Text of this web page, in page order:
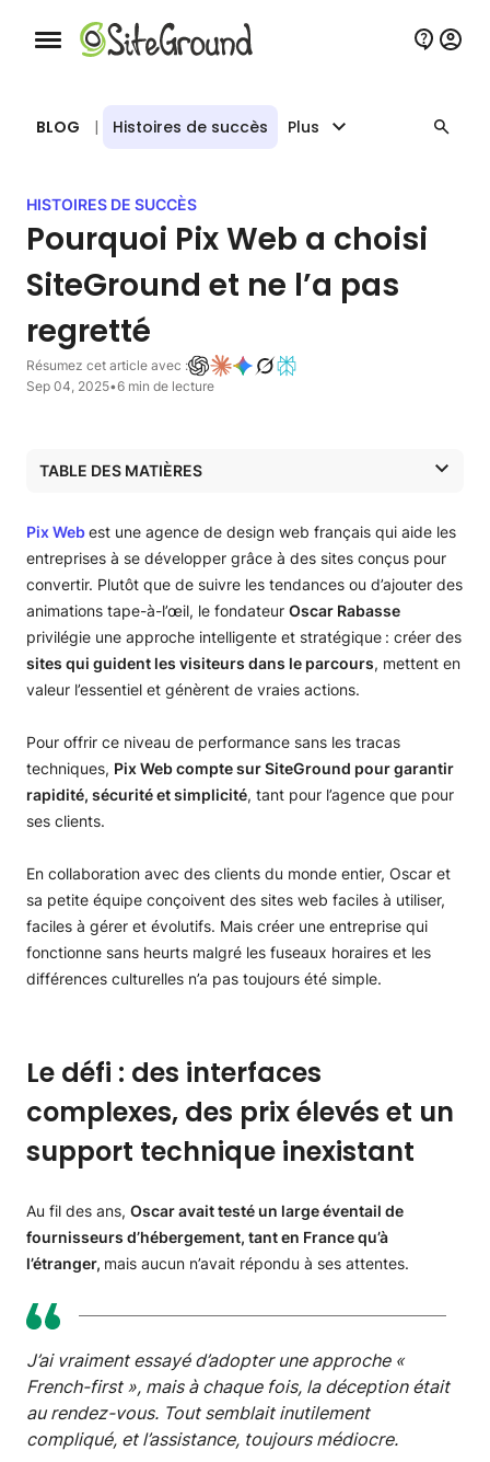
Bouton de navigation mobile
BLOG | Histoires de succès Plus
HISTOIRES DE SUCCÈS
Pourquoi Pix Web a choisi
SiteGround et ne l’a pas
regretté
Résumez cet article avec :
Sep 04, 2025•6 min de lecture
TABLE DES MATIÈRES
support technique inexistant
La solution : évolutive, simple et prise en charge par
SiteGround
En conclusion
Pix Webest une agence de design web français qui aide les
entreprises à se développer grâce à des sites conçus pour
convertir. Plutôt que de suivre les tendances ou d’ajouter des
animations tape-à-l’œil, le fondateur Oscar Rabasse
privilégie une approche intelligente et stratégique : créer des
sites qui guident les visiteurs dans le parcours, mettent en
valeur l’essentiel et génèrent de vraies actions.
Pour offrir ce niveau de performance sans les tracas
techniques, Pix Web compte sur SiteGround pour garantir
rapidité, sécurité et simplicité, tant pour l’agence que pour
ses clients.
En collaboration avec des clients du monde entier, Oscar et
sa petite équipe conçoivent des sites web faciles à utiliser,
faciles à gérer et évolutifs. Mais créer une entreprise qui
fonctionne sans heurts malgré les fuseaux horaires et les
différences culturelles n’a pas toujours été simple.
Le défi : des interfaces
complexes, des prix élevés et un
support technique inexistant
Au fil des ans, Oscar avait testé un large éventail de
fournisseurs d’hébergement, tant en France qu’à
l’étranger, mais aucun n’avait répondu à ses attentes.
J’ai vraiment essayé d’adopter une approche «
French-first », mais à chaque fois, la déception était
au rendez-vous. Tout semblait inutilement
compliqué, et l’assistance, toujours médiocre.